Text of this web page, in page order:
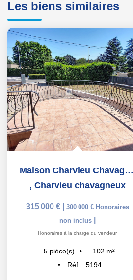
Les biens similaires
Maison Charvieu Chavagneux 5 pièce(s) 102.34 m2
, Charvieu chavagneux
315 000 € 300 000 € Honoraires
non inclus
Honoraires à la charge du vendeur
5 pièce(s) 102 m²
Réf : 5194